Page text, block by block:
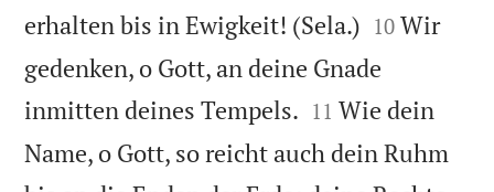
erhalten bis in Ewigkeit! (Sela.) 

10 Wir
gedenken, o Gott, an deine Gnade
inmitten deines Tempels. 

11 Wie dein
Name, o Gott, so reicht auch dein Ruhm